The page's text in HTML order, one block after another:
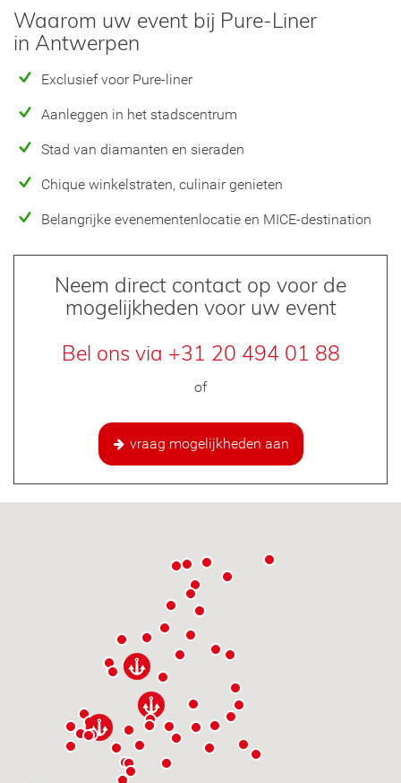
Waarom uw event bij Pure-Liner
in Antwerpen
Exclusief voor Pure-liner
Aanleggen in het stadscentrum
Stad van diamanten en sieraden
Chique winkelstraten, culinair genieten
Belangrijke evenementenlocatie en MICE-destination
Neem direct contact op voor de
mogelijkheden voor uw event
Bel ons via +31 20 494 01 88
of
vraag mogelijkheden aan